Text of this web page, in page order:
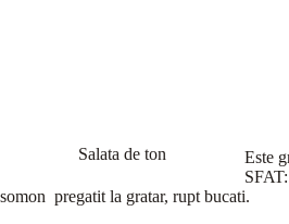
Salata de ton
Este
somon pregatit la gratar, rupt bucati.